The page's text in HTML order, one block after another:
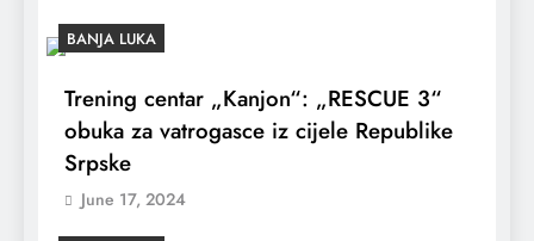
BANJA LUKA
Trening centar „Kanjon“: „RESCUE 3“
obuka za vatrogasce iz cijele Republike
Srpske
June 17, 2024